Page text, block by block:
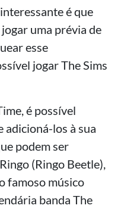
é que
uma prévia de
esse
jogar The Sims
é possível
adicioná-los à sua
podem ser
(Ringo Beetle),
famoso músico
banda The